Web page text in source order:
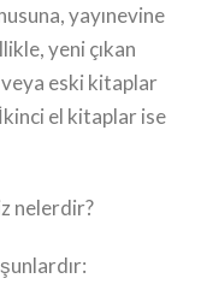
yayınevine
yeni çıkan
veya eski kitaplar
el kitaplar ise
nelerdir?